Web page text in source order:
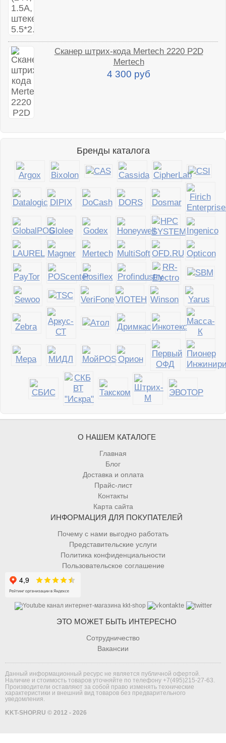
Сканер штрих-кода Mertech 2220 P2D
Mertech
4 300 руб
Бренды каталога
О НАШЕМ КАТАЛОГЕ
Главная
Блог
Доставка и оплата
Прайс-лист
Контакты
Карта сайта
ИНФОРМАЦИЯ ДЛЯ ПОКУПАТЕЛЕЙ
Почему с нами выгодно работать
Представительские услуги
Политика конфиденциальности
Пользовательское соглашение
ЭТО МОЖЕТ БЫТЬ ИНТЕРЕСНО
Сотрудничество
Вакансии
Данный информационный ресурс не является публичной офертой.
Наличие и стоимость товаров уточняйте по телефону +7(495)215-27-63
Производители оставляют за собой право изменять технические
характеристики и внешний вид товаров без предварительного
уведомления.
KKT-SHOP.RU © 2012 - 2026